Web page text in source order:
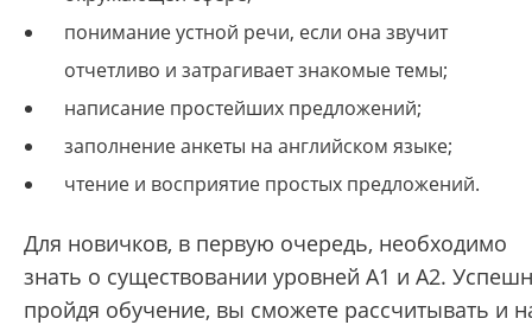
понимание устной речи, если она звучит
отчетливо и затрагивает знакомые темы;
написание простейших предложений;
заполнение анкеты на английском языке;
чтение и восприятие простых предложений.
Для новичков, в первую очередь, необходимо
знать о существовании уровней А1 и А2.
пройдя обучение, вы сможете рассчитывать и